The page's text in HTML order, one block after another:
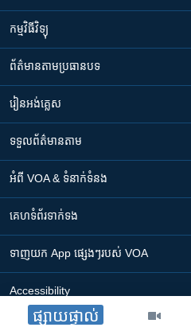
ផ្សាយផ្ទាល់
កម្មវិធី​វិទ្យុ
ព័ត៌មាន​តាមប្រធានបទ​
រៀន​​អង់គ្លេស
ទទួល​ព័ត៌មាន​តាម
អំពី​ VOA & ទំនាក់ទំនង
គេហទំព័រ​​ទាក់ទង
ទាញយក​ App ផ្សេងៗ​របស់​ VOA
Accessibility